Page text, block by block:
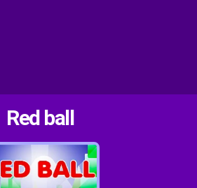
Red ball